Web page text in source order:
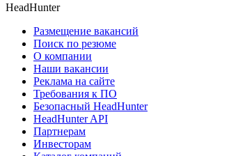
HeadHunter
Размещение вакансий
Поиск по резюме
О компании
Наши вакансии
Реклама на сайте
Требования к ПО
Безопасный HeadHunter
HeadHunter API
Партнерам
Инвесторам